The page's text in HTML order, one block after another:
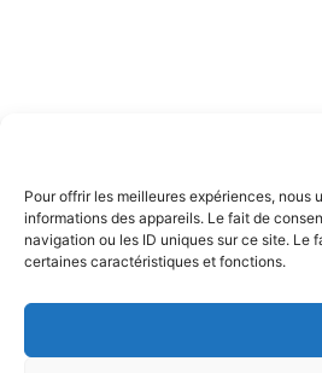
Pour offrir les meilleures expériences,
informations des appareils. Le fait de
navigation ou les ID uniques sur ce site. Le
certaines caractéristiques et fonctions.